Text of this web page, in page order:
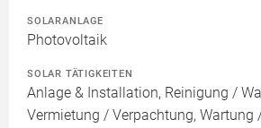
SOLARANLAGE
Photovoltaik
SOLAR TÄTIGKEITEN
Anlage & Installation, Reinigung /
Vermietung / Verpachtung, Wartung